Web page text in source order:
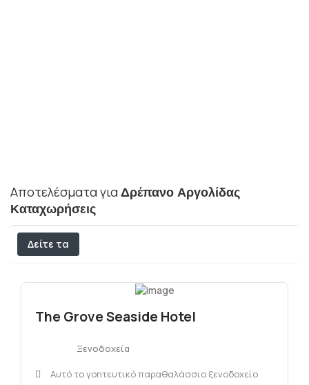
Αποτελέσματα για Δρέπανο Αργολίδας
Καταχωρήσεις
Δείτε τα
The Grove Seaside Hotel
Ξενοδοχεία
Αυτό το γοητευτικό παραθαλάσσιο ξενοδοχείο